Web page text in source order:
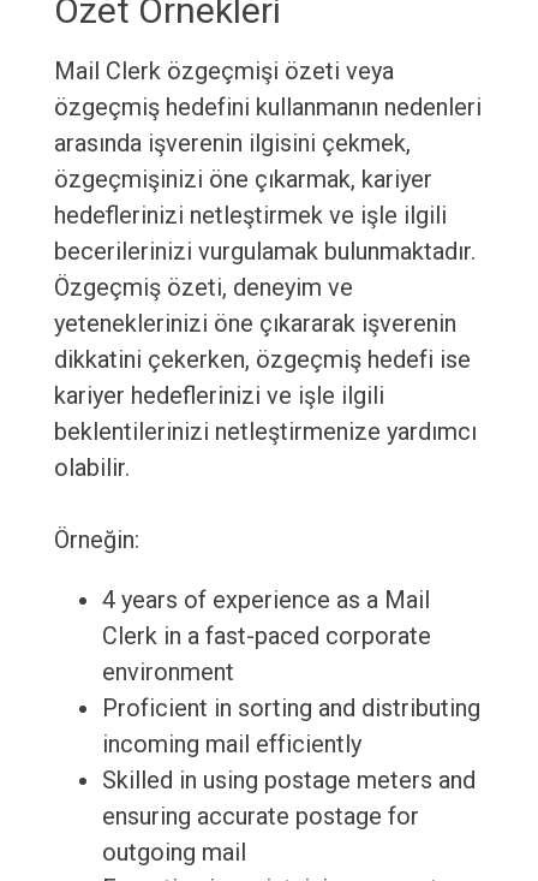
Özet Örnekleri
Mail Clerk özgeçmişi özeti veya
özgeçmiş hedefini kullanmanın nedenleri
arasında işverenin ilgisini çekmek,
özgeçmişinizi öne çıkarmak, kariyer
hedeflerinizi netleştirmek ve işle ilgili
becerilerinizi vurgulamak bulunmaktadır.
Özgeçmiş özeti, deneyim ve
yeteneklerinizi öne çıkararak işverenin
dikkatini çekerken, özgeçmiş hedefi ise
kariyer hedeflerinizi ve işle ilgili
beklentilerinizi netleştirmenize yardımcı
olabilir.
Örneğin:
4 years of experience as a Mail
Clerk in a fast-paced corporate
environment
Proficient in sorting and distributing
incoming mail efficiently
Skilled in using postage meters and
ensuring accurate postage for
outgoing mail